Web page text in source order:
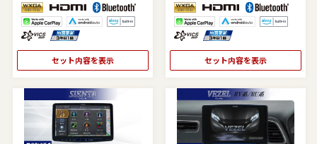
セット内容を表示 セット内容を表示